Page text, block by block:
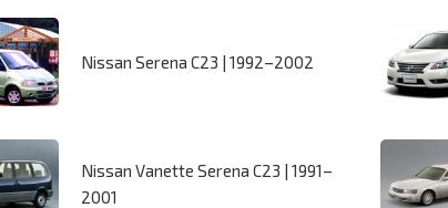
Nissan Serena C23 | 1992–2002
Nissan Vanette Serena C23 | 1991–
2001